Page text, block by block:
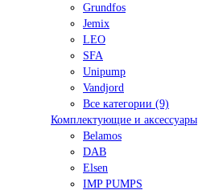
Grundfos
Jemix
LEO
SFA
Unipump
Vandjord
Все категории (9)
Комплектующие и аксессуары
Belamos
DAB
Elsen
IMP PUMPS